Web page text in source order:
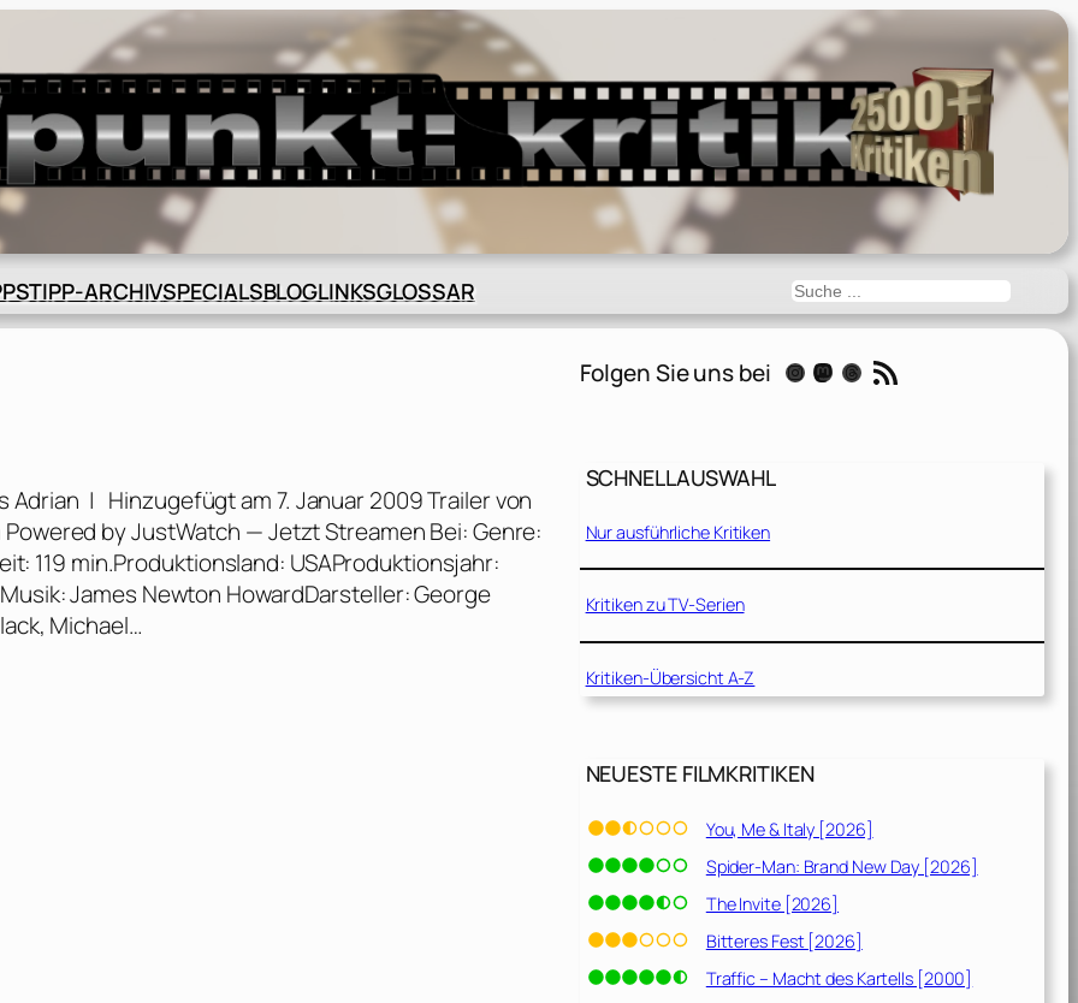
TIPP-ARCHIVSPECIALSBLOGLINKSGLOSSAR Suchen
| Hinzugefügt am 7. Januar 2009 Trailer von
by JustWatch — Jetzt Streamen Bei: Genre:
119 min.Produktionsland: USAProduktionsjahr:
James Newton HowardDarsteller: George
Michael…
Folgen Sie uns bei Instagram Mastodon Threads RSS-Feed
SCHNELLAUSWAHL
Nur ausführliche Kritiken
Kritiken zu TV-Serien
Kritiken-Übersicht A-Z
NEUESTE FILMKRITIKEN
You, Me & Italy [2026]
Spider-Man: Brand New Day [2026]
The Invite [2026]
Bitteres Fest [2026]
Traffic – Macht des Kartells [2000]